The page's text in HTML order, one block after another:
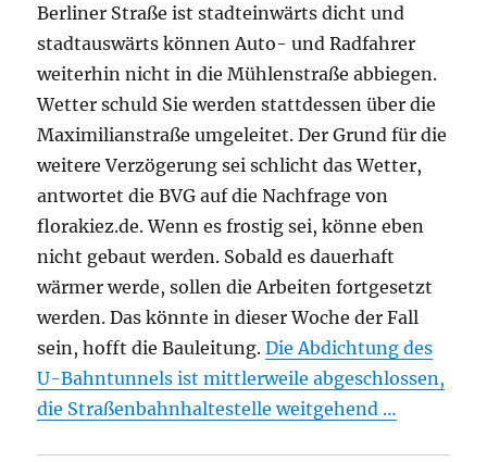
Berliner Straße ist stadteinwärts dicht und
stadtauswärts können Auto- und Radfahrer
weiterhin nicht in die Mühlenstraße abbiegen.
Wetter schuld Sie werden stattdessen über die
Maximilianstraße umgeleitet. Der Grund für die
weitere Verzögerung sei schlicht das Wetter,
antwortet die BVG auf die Nachfrage von
florakiez.de. Wenn es frostig sei, könne eben
nicht gebaut werden. Sobald es dauerhaft
wärmer werde, sollen die Arbeiten fortgesetzt
werden. Das könnte in dieser Woche der Fall
sein, hofft die Bauleitung.Die Abdichtung des
U-Bahntunnels ist mittlerweile abgeschlossen,
die Straßenbahnhaltestelle weitgehend …